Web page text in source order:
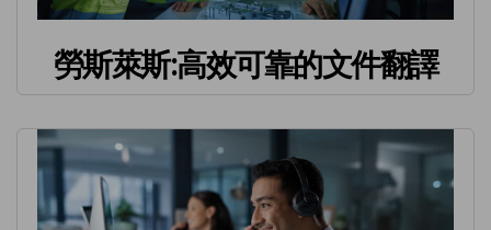
勞斯萊斯:高效可靠的文件翻譯